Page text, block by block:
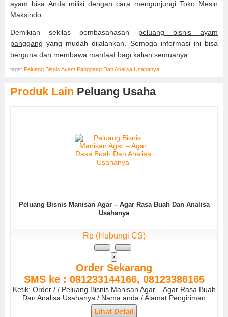
ayam bisa Anda miliki dengan cara mengunjungi Toko Mesin
Maksindo.
Demikian sekilas pembasahasan peluang bisnis ayam
panggang yang mudah dijalankan. Semoga informasi ini bisa
berguna dan membawa manfaat bagi kalian semuanya.
tags: Peluang Bisnis Ayam Panggang Dan Analisa Usahanya
Produk Lain Peluang Usaha
Peluang Bisnis Manisan Agar – Agar Rasa Buah Dan Analisa
Usahanya
Rp (Hubungi CS)
×
Order Sekarang
SMS ke : 081233144166, 08123386165
Ketik: Order / / Peluang Bisnis Manisan Agar – Agar Rasa Buah
Dan Analisa Usahanya / Nama anda / Alamat Pengiriman
Lihat Detail